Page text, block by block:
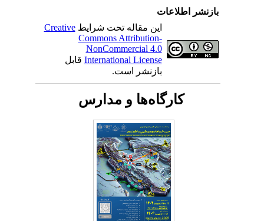
بازنشر اطلاعات
این مقاله تحت شرایطCreative
Commons Attribution-
NonCommercial 4.0
International Licenseقابل
بازنشر است.
کارگاه‌ها و مدارس